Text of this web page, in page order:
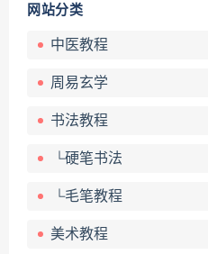
网站分类
中医教程
周易玄学
书法教程
└硬笔书法
└毛笔教程
美术教程